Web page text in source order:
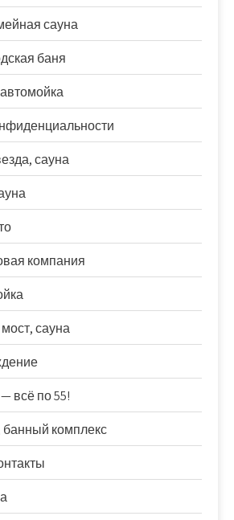
сауна
баня
сауна
компания
сауна
всё по 55!
банный комплекс